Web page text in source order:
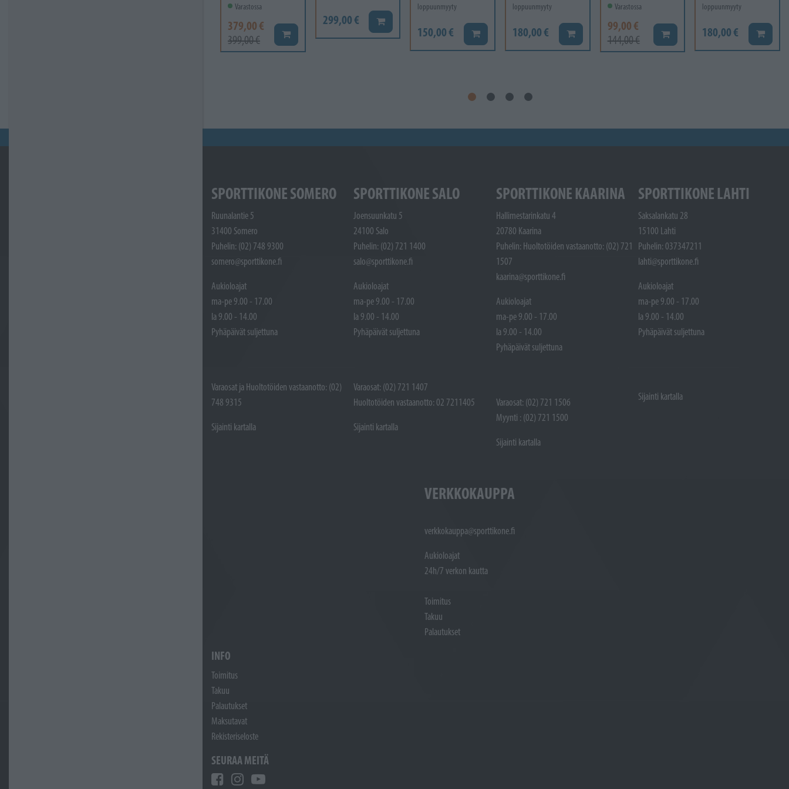
Varastossa
379,00 €
399,00 € Lisää koriin
299,00 € Lisää koriin
loppuunmyyty
150,00 € Lisää koriin
loppuunmyyty
180,00 € Lisää koriin
Varastossa
99,00 €
144,00 € Lisää koriin
loppuunmyyty
180,00 € Lisää
SPORTTIKONE SOMERO
Ruunalantie 5
31400 Somero
Puhelin: (02) 748 9300
somero@sporttikone.fi
Aukioloajat
ma-pe 9.00 - 17.00
la 9.00 - 14.00
Pyhäpäivät suljettuna
Varaosat ja Huoltotöiden vastaanotto: (02)
748 9315
Sijainti kartalla
SPORTTIKONE SALO
Joensuunkatu 5
24100 Salo
Puhelin: (02) 721 1400
salo@sporttikone.fi
Aukioloajat
ma-pe 9.00 - 17.00
la 9.00 - 14.00
Pyhäpäivät suljettuna
Varaosat: (02) 721 1407
Huoltotöiden vastaanotto: 02 7211405
Sijainti kartalla
SPORTTIKONE KAARINA
Hallimestarinkatu 4
20780 Kaarina
Puhelin: Huoltotöiden vastaanotto: (02) 721
1507
kaarina@sporttikone.fi
Aukioloajat
ma-pe 9.00 - 17.00
la 9.00 - 14.00
Pyhäpäivät suljettuna
Varaosat: (02) 721 1506
Myynti : (02) 721 1500
Sijainti kartalla
SPORTTIKONE LAHTI
Saksalankatu 28
15100 Lahti
Puhelin: 037347211
lahti@sporttikone.fi
Aukioloajat
ma-pe 9.00 - 17.00
la 9.00 - 14.00
Pyhäpäivät suljettuna
Sijainti kartalla
VERKKOKAUPPA
verkkokauppa@sporttikone.fi
Aukioloajat
24h/7 verkon kautta
Toimitus
Takuu
Palautukset
INFO
Toimitus
Takuu
Palautukset
Maksutavat
Rekisteriseloste
SEURAA MEITÄ